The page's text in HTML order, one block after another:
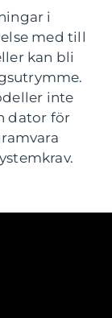
i
med till
kan bli
inte
dator för